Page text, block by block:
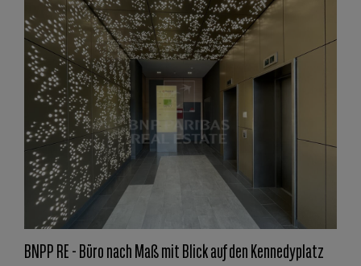
BNPP RE - Büro nach Maß mit Blick auf den Kennedyplatz